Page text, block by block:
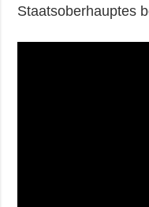
Staatsoberhauptes